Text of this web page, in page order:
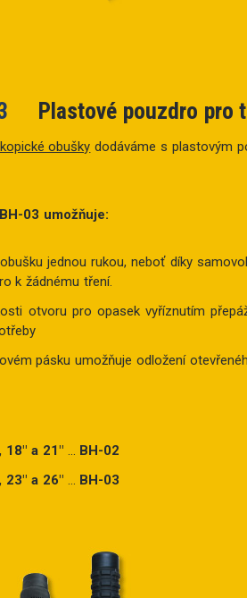
Plastové pouzdro pro
obušky dodáváme s plastovým
03 umožňuje:
jednou rukou, neboť díky
k žádnému tření.
otvoru pro opasek vyříznutím
pásku umožňuje odložení
18″ a 21″... BH-02
23″ a 26″... BH-03